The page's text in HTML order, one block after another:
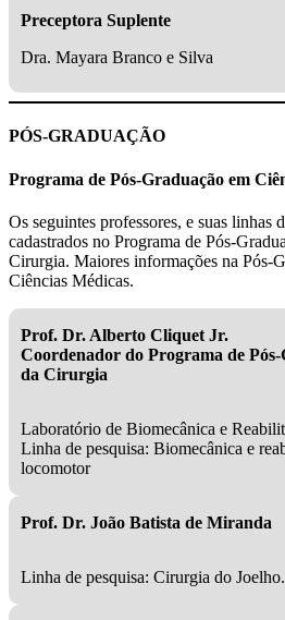
Preceptora Suplente
Dra. Mayara Branco e Silva
PÓS-GRADUAÇÃO
Programa de Pós-Graduação em
Os seguintes professores, e suas linhas
cadastrados no Programa de Pós-
Cirurgia. Maiores informações na Pós-
Ciências Médicas.
Prof. Dr. Alberto Cliquet Jr.
Coordenador do Programa de
da Cirurgia
Laboratório de Biomecânica e
Linha de pesquisa: Biomecânica e
locomotor
Prof. Dr. João Batista de Miranda
Linha de pesquisa: Cirurgia do Joelho.